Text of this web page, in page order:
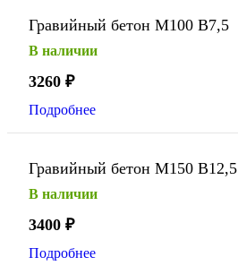
Гравийный бетон М100 В7,5
В наличии
3260 ₽
Подробнее
Гравийный бетон М150 В12,5
В наличии
3400 ₽
Подробнее